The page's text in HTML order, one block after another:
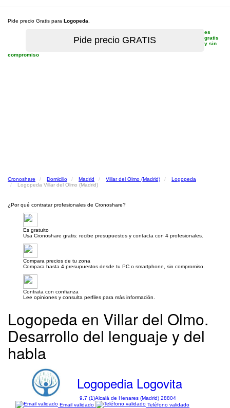
Pide precio Gratis para Logopeda
es
gratis
y sin
compromiso
Cronoshare Domicilio Madrid Villar del Olmo (Madrid)
Logopeda
Logopeda Villar del Olmo (Madrid)
¿Por qué contratar profesionales de Cronoshare?
Es gratuito
Usa Cronoshare gratis: recibe presupuestos y contacta con 4 profesionales.
Compara precios de tu zona
Compara hasta 4 presupuestos desde tu PC o smartphone, sin compromiso.
Contrata con confianza
Lee opiniones y consulta perfiles para más información.
Logopeda en Villar del Olmo.
Desarrollo del lenguaje y del
habla
Logopedia Logovita
9,7 (1)Alcalá de Henares (Madrid) 28804
Email validado
Teléfono validado